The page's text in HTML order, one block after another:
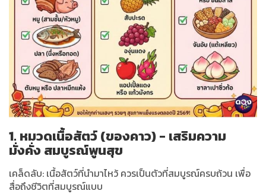
1. หมวดเนื้อสัตว์ (ของคาว) - เสริมความ
มั่งคั่ง สมบูรณ์พูนสุข
เคล็ดลับ: เนื้อสัตว์ที่นำมาไหว้ ควรเป็นตัวที่สมบูรณ์ครบถ้วน เพื่อ
สื่อถึงชีวิตที่สมบูรณ์แบบ